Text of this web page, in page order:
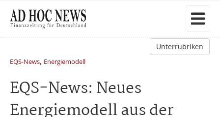
Unterrubriken
EQS-News, Energiemodell
EQS-News: Neues
Energiemodell aus der